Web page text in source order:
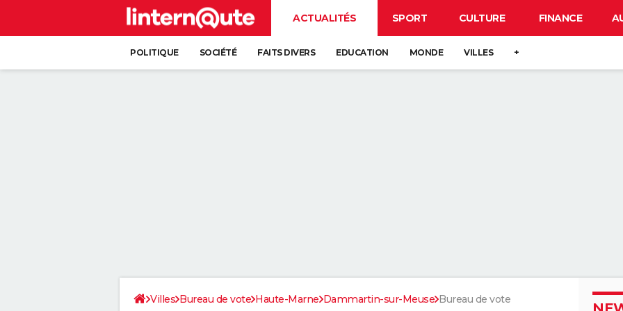
ACTUALITÉS SPORT CULTURE FINANCE
POLITIQUE SOCIÉTÉ FAITS DIVERS EDUCATION MONDE VILLES +
Villes Bureau de vote Haute-Marne Dammartin-sur-Meuse Bureau de vote